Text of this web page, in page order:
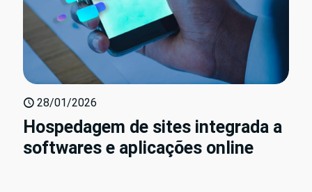
28/01/2026
Hospedagem de sites integrada a
softwares e aplicações online